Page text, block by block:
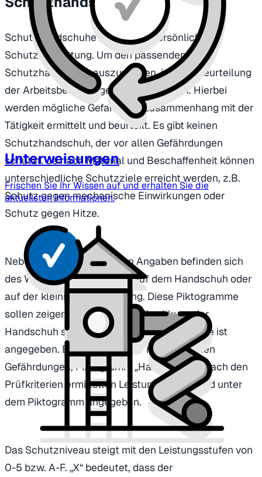
Schutzhandschuhe zählen zur persönlichen
Schutzausrüstung. Um den passenden
Schutzhandschuh auszuwählen, ist eine Beurteilung
der Arbeitsbedingungen durchzuführen. Hierbei
werden mögliche Gefahren in Zusammenhang mit der
Tätigkeit ermittelt und beurteilt. Es gibt keinen
Schutzhandschuh, der vor allen Gefährdungen
schützt. Je nach Material und Beschaffenheit können
unterschiedliche Schutzziele erreicht werden, z.B.
Schutz gegen mechanische Einwirkungen oder
Schutz gegen Hitze.
Neben den oben genannten Angaben befinden sich
des Weiteren Piktogramme auf dem Handschuh oder
auf der kleinsten Verpackung. Diese Piktogramme
sollen zeigen, gegen welche Einwirkung der
Handschuh schützt. Auch die Leistungsstufe ist
angegeben. Bspw. Schutz vor mechanischen
Gefährdungen, Piktogramm „Hammer“. Die nach den
Prüfkriterien ermittelten Leistungsstufen sind unter
dem Piktogramm angegeben.
Das Schutzniveau steigt mit den Leistungsstufen von
0-5 bzw. A-F. „X“ bedeutet, dass der
Unterweisungen
Frischen Sie Ihr Wissen auf und erhalten Sie die
aktuellsten Informationen.